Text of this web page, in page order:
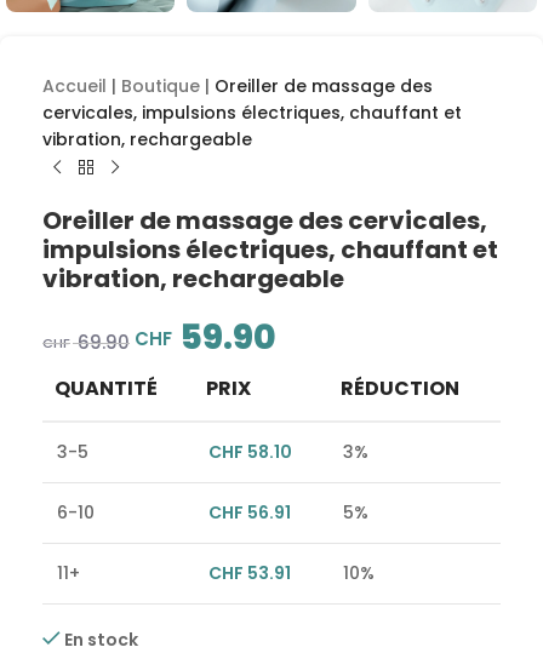
Accueil | Boutique | Oreiller de massage des
cervicales, impulsions électriques, chauffant et
vibration, rechargeable
Oreiller de massage des cervicales,
impulsions électriques, chauffant et
vibration, rechargeable
CHF69.90 CHF 59.90
QUANTITÉ PRIX RÉDUCTION
3-5 CHF 58.10 3%
6-10 CHF 56.91 5%
11+ CHF 53.91 10%
En stock